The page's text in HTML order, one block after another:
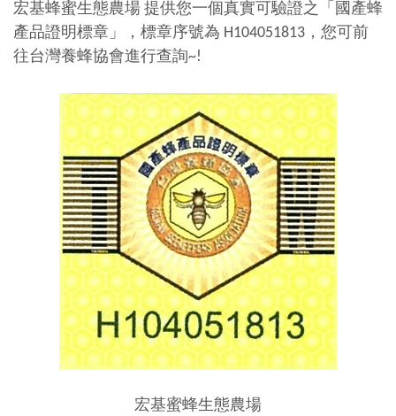
宏基蜂蜜生態農場 提供您一個真實可驗證之「國產蜂
產品證明標章」，標章序號為 H104051813，您可前
往台灣養蜂協會進行查詢~!
宏基蜜蜂生態農場